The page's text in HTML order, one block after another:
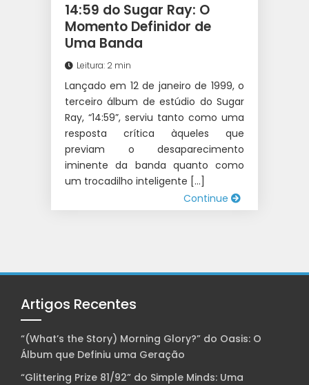
14:59 do Sugar Ray: O
Momento Definidor de
Uma Banda
Leitura: 2 min
Lançado em 12 de janeiro de 1999, o
terceiro álbum de estúdio do Sugar
Ray, “14:59”, serviu tanto como uma
resposta crítica àqueles que
previam o desaparecimento
iminente da banda quanto como
um trocadilho inteligente […]
Continue
Artigos Recentes
“(What’s the Story) Morning Glory?” do Oasis: O
Álbum que Definiu uma Geração
“Glittering Prize 81/92” do Simple Minds: Uma